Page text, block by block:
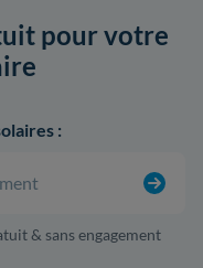
pour votre
:
& sans engagement